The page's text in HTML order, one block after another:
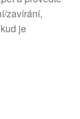
zavírání,
je